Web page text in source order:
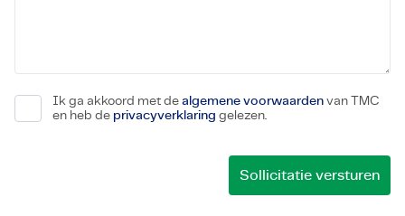
Ik ga akkoord met de algemene voorwaarden van TMC
en heb de privacyverklaring gelezen.